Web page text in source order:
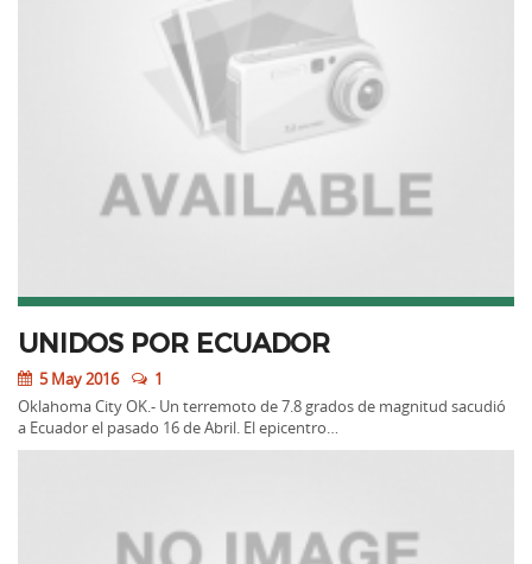
UNIDOS POR ECUADOR
5 May 2016
1
Oklahoma City OK.- Un terremoto de 7.8 grados de magnitud sacudió
a Ecuador el pasado 16 de Abril. El epicentro…